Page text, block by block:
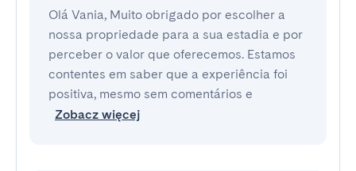
Olá Vania, Muito obrigado por escolher a
nossa propriedade para a sua estadia e por
perceber o valor que oferecemos. Estamos
contentes em saber que a experiência foi
positiva, mesmo sem comentários e
Zobacz więcej